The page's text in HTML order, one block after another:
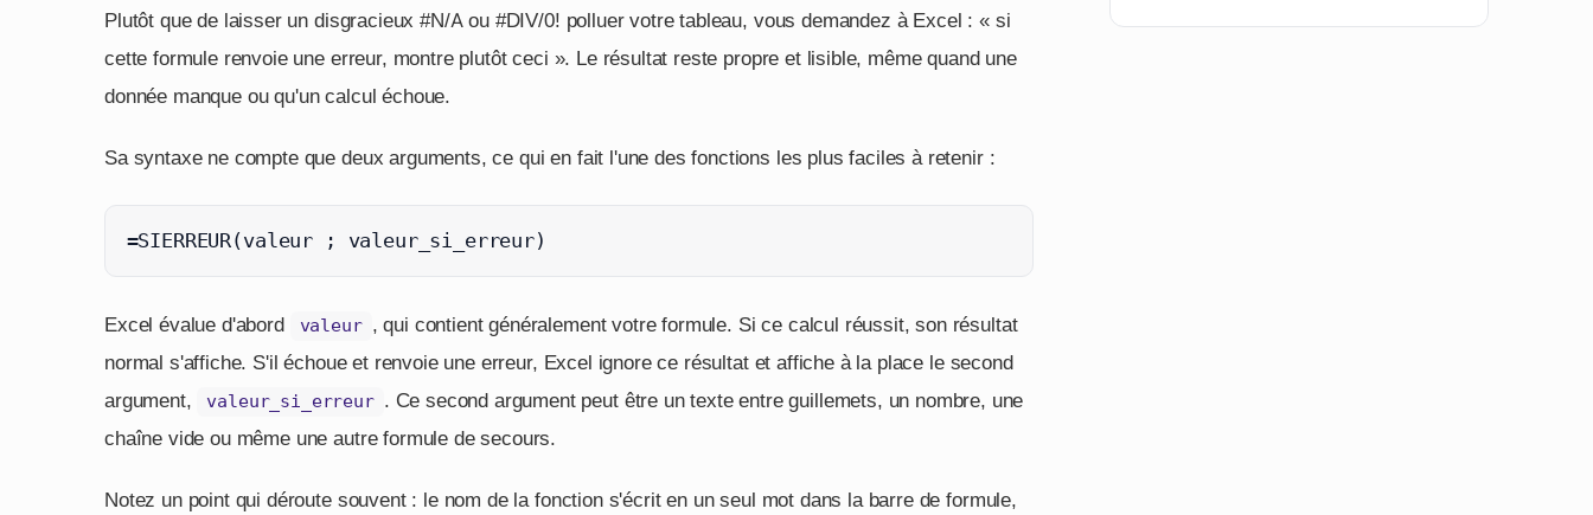
Plutôt que de laisser un disgracieux #N/A ou #DIV/0! polluer votre tableau, vous demandez à Excel : « si
cette formule renvoie une erreur, montre plutôt ceci ». Le résultat reste propre et lisible, même quand une
donnée manque ou qu'un calcul échoue.
Sa syntaxe ne compte que deux arguments, ce qui en fait l'une des fonctions les plus faciles à retenir :
=SIERREUR(valeur ; valeur_si_erreur)
Excel évalue d'abord valeur , qui contient généralement votre formule. Si ce calcul réussit, son résultat
normal s'affiche. S'il échoue et renvoie une erreur, Excel ignore ce résultat et affiche à la place le second
argument,
valeur_si_erreur . Ce second argument peut être un texte entre guillemets, un nombre, une
chaîne vide ou même une autre formule de secours.
Notez un point qui déroute souvent : le nom de la fonction s'écrit en un seul mot dans la barre de formule,